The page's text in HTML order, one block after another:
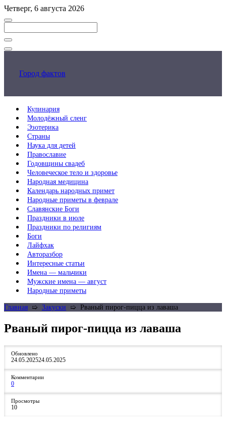
Перейти
к
контенту
Четверг, 6 августа 2026
Закрыть
Город фактов
Кулинария
Молодёжный сленг
Эзотерика
Страны
Наука для детей
Православие
Годовщины свадеб
Человеческое тело и здоровье
Народная медицина
Календарь народных примет
Народные приметы в феврале
Славянские Боги
Праздники в июле
Праздники по религиям
Боги
Лайфхак
Авторазбор
Интересные статьи
Имена — мальчики
Мужские имена — август
Народные приметы
Главная ➯ Закуски ➯ Рваный пирог-пицца из лаваша
Рваный пирог-пицца из лаваша
Обновлено
24.05.202524.05.2025
Комментарии
0
Просмотры
10